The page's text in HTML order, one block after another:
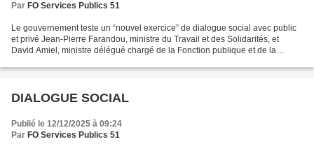
Par FO Services Publics 51
Le gouvernement teste un “nouvel exercice” de dialogue social avec public
et privé Jean-Pierre Farandou, ministre du Travail et des Solidarités, et
David Amiel, ministre délégué chargé de la Fonction publique et de la
DIALOGUE SOCIAL
Publié le 12/12/2025 à 09:24
Par FO Services Publics 51